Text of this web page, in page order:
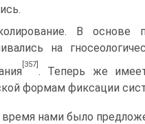
В
на
[357]
. Теперь же
формам фиксации
нами было